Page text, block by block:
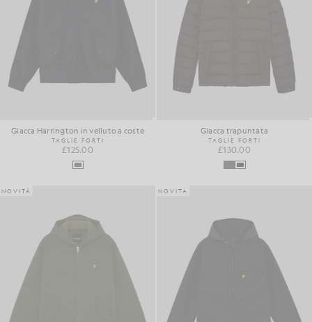
Giacca Harrington in velluto a coste
TAGLIE FORTI
£125.00
Giacca trapuntata
TAGLIE FORTI
£130.00
NOVITÀ NOVITÀ